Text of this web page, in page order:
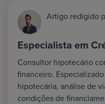
Artigo redigido
Especialista em
Consultor hipotecário
financeiro.
hipotecária, análise de
condições de